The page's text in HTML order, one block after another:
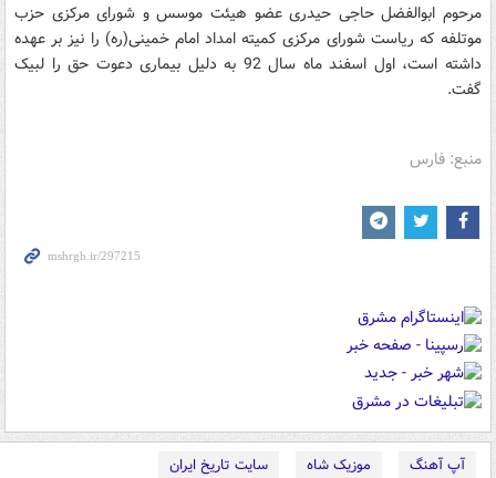
مرحوم ابوالفضل حاجی حیدری عضو هیئت موسس و شورای مرکزی حزب
موتلفه که ریاست شورای مرکزی کمیته امداد امام خمینی(ره) را نیز بر عهده
داشته است، اول اسفند ماه سال 92 به دلیل بیماری دعوت حق را لبیک
گفت.
منبع: فارس
آپ آهنگ موزیک شاه
سایت تاریخ ایران